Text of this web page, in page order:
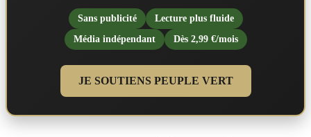
Sans publicité
Lecture plus fluide
Média indépendant
Dès 2,99 €/mois
JE SOUTIENS PEUPLE VERT